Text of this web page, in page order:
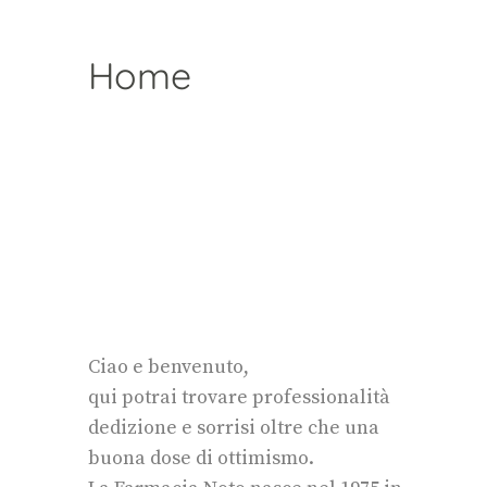
Home
Ciao e benvenuto,
qui potrai trovare professionalità
dedizione e sorrisi oltre che una
buona dose di ottimismo.